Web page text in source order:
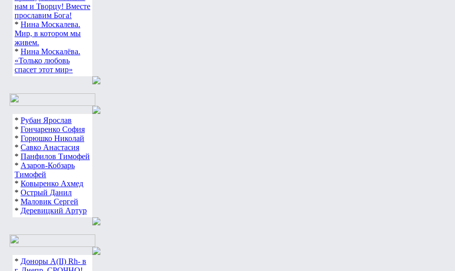
нам и Творцу! Вместе
прославим Бога!
* Нина Москалева.
Мир, в котором мы
живем.
* Нина Москалёва.
«Только любовь
спасет этот мир»
* Рубан Ярослав
* Гончаренко София
* Горюшко Николай
* Савко Анастасия
* Панфилов Тимофей
* Азаров-Кобзарь
Тимофей
* Ковыренко Ахмед
* Острый Данил
* Маловик Сергей
* Деревицкий Артур
* Доноры А(ІІ) Rh- в